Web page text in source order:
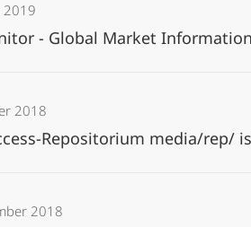
2019
- Global Market
2018
Repositorium media/rep/
2018